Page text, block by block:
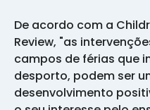
De acordo com a
Review, "as
campos de férias que
desporto, podem ser
desenvolvimento